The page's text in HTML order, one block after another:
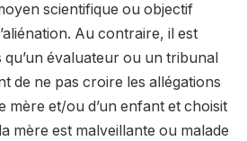
scientifique ou objectif
Au contraire, il est
évaluateur ou un tribunal
de ne pas croire les allégations
mère et/ou d’un enfant et choisit
mère est malveillante ou malade